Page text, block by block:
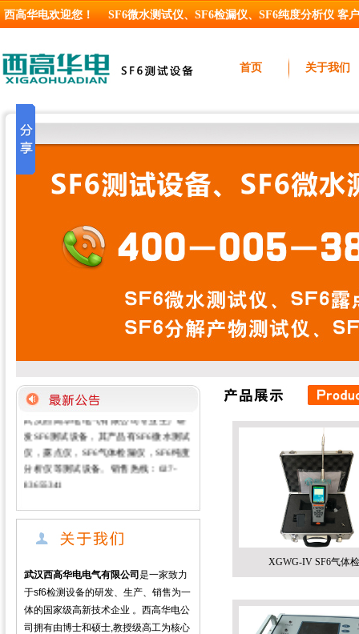
西高华电欢迎您！ SF6微水测试仪、 SF6检漏仪、 SF6纯度分析仪 客
首页 关于我们
发SF6测试设备，其产品有SF6微水测试
仪，露点仪，SF6气体检漏仪，SF6纯度
分析仪等测试设备。销售热线：027-
83655341
武汉西高华电电气有限公司 是一家致力
于sf6检测设备的研发、生产、销售为一
体的国家级高新技术企业 。西高华电公
司拥有由博士和硕士,教授级高工为核心
XGWG-IV SF6气体